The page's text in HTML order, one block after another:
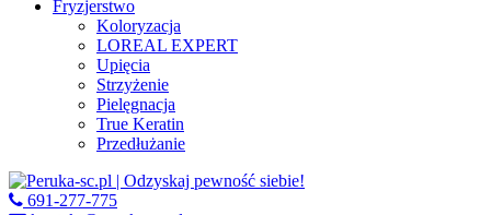
Fryzjerstwo
Koloryzacja
LOREAL EXPERT
Upięcia
Strzyżenie
Pielęgnacja
True Keratin
Przedłużanie
691-277-775